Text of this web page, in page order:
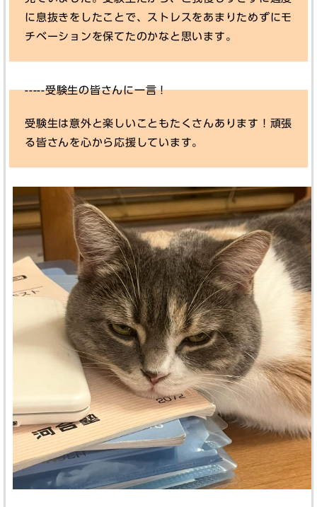
に息抜きをしたことで、ストレスをあまりためずにモ
チベーションを保てたのかなと思います。
-----受験生の皆さんに一言！
受験生は意外と楽しいこともたくさんあります！頑張
る皆さんを心から応援しています。